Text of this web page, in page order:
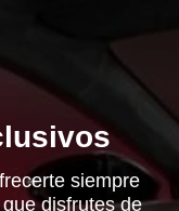
siempre
disfrutes de